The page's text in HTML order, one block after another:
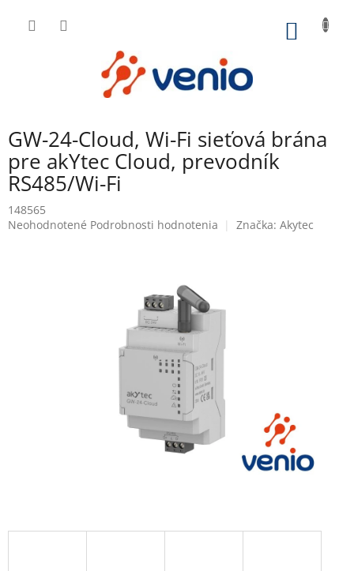
GW-24-Cloud, Wi-Fi sieťová brána
pre akYtec Cloud, prevodník
RS485/Wi-Fi
148565
Priemerné
Neohodnotené Podrobnosti hodnotenia Značka: Akytec